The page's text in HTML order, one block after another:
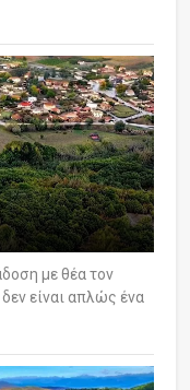
με θέα τον
είναι απλώς ένα